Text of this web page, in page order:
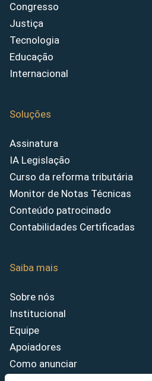
Congresso
Justiça
Tecnologia
Educação
Internacional
Soluções
Assinatura
IA Legislação
Curso da reforma tributária
Monitor de Notas Técnicas
Conteúdo patrocinado
Contabilidades Certificadas
Saiba mais
Sobre nós
Institucional
Equipe
Apoiadores
Como anunciar